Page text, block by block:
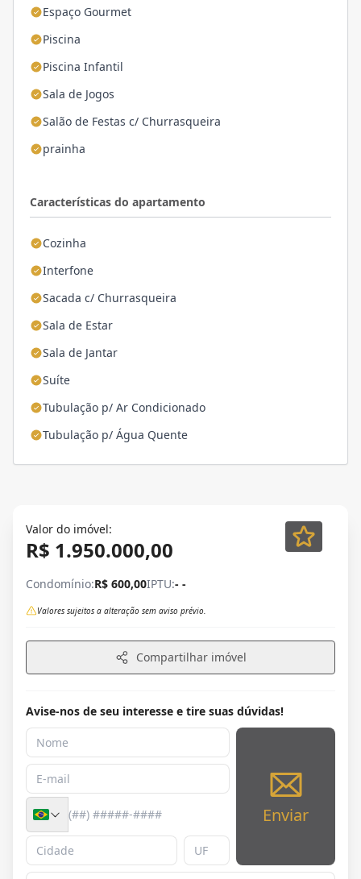
Espaço Gourmet
Piscina
Piscina Infantil
Sala de Jogos
Salão de Festas c/ Churrasqueira
prainha
Características do apartamento
Cozinha
Interfone
Sacada c/ Churrasqueira
Sala de Estar
Sala de Jantar
Suíte
Tubulação p/ Ar Condicionado
Tubulação p/ Água Quente
Valor do imóvel:
R$ 1.950.000,00
Condomínio:R$ 600,00IPTU:- -
Valores sujeitos a alteração sem aviso prévio.
Compartilhar imóvel
Avise-nos de seu interesse e tire suas dúvidas!
Enviar